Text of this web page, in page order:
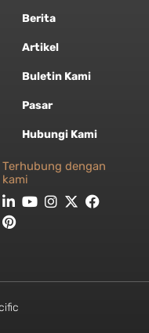
Berita
Artikel
Buletin Kami
Pasar
Hubungi Kami
Terhubung dengan
kami